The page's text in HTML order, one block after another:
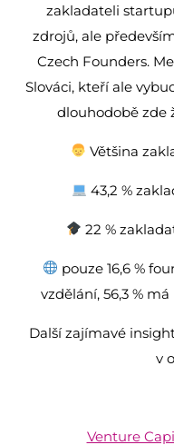
zakladateli
zdrojů, ale
Czech Founders.
Slováci, kteří ale
dlouhodobě zde
Většina
43,2 %
22 %
pouze 16,6 %
vzdělání, 56,3 %
Další zajímavé
v
Venture